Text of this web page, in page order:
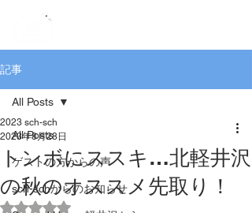
記事
All Posts
ゲストの方からの声
sch-schからのお知らせ
All Posts
トンボにススキ…北軽井沢
の秋のオススメ先取り！
2023 sch-sch
2023年8月28日
5つ星のうちNaNと評価されています。